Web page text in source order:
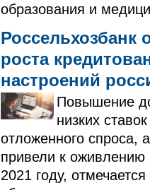
образования и
Россельхозбанк
роста
настроений
Повышение
низких
отложенного спроса,
привели к оживлению
2021 году,